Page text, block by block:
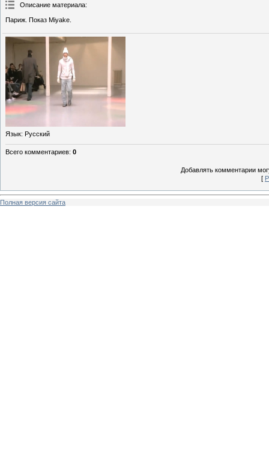
Описание материала:
Париж. Показ Miyake.
Язык: Русский
Всего комментариев: 0
Добавлять комментарии
[
Полная версия сайта